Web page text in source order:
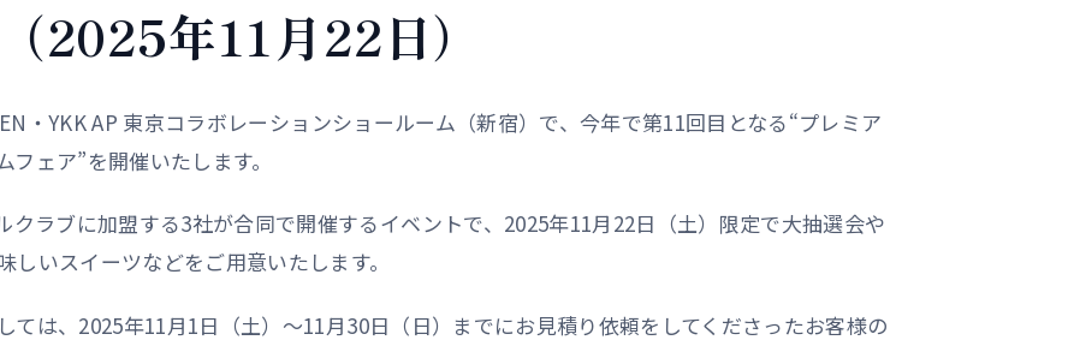
2025年11月22日）
・YKK AP 東京コラボレーションショールーム（新宿）で、今年で第11回目となる“プレミア
フェア”を開催いたします。
クラブに加盟する3社が合同で開催するイベントで、2025年11月22日（土）限定で大抽選会や
しいスイーツなどをご用意いたします。
ては、2025年11月1日（土）～11月30日（日）までにお見積り依頼をしてくださったお客様の